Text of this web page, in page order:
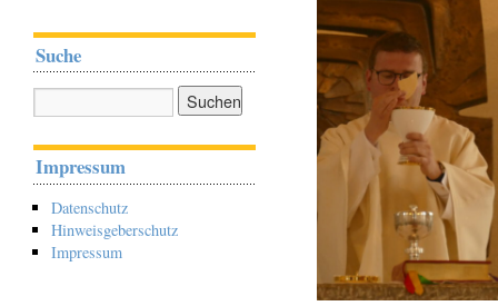
Suche
Impressum
Datenschutz
Hinweisgeberschutz
Impressum